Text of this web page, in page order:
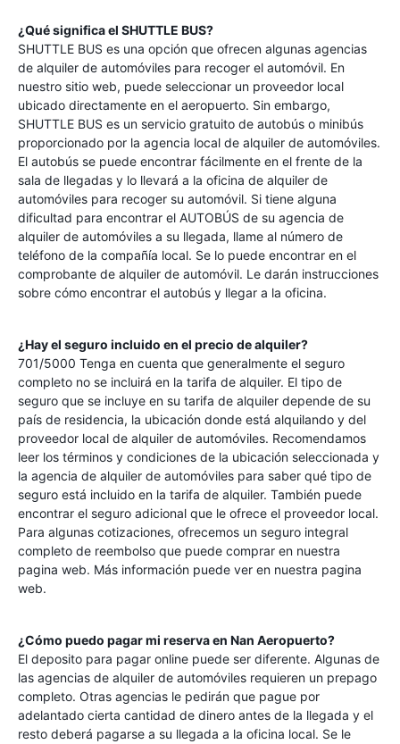
¿Qué significa el SHUTTLE BUS?
SHUTTLE BUS es una opción que ofrecen algunas agencias
de alquiler de automóviles para recoger el automóvil. En
nuestro sitio web, puede seleccionar un proveedor local
ubicado directamente en el aeropuerto. Sin embargo,
SHUTTLE BUS es un servicio gratuito de autobús o minibús
proporcionado por la agencia local de alquiler de automóviles.
El autobús se puede encontrar fácilmente en el frente de la
sala de llegadas y lo llevará a la oficina de alquiler de
automóviles para recoger su automóvil. Si tiene alguna
dificultad para encontrar el AUTOBÚS de su agencia de
alquiler de automóviles a su llegada, llame al número de
teléfono de la compañía local. Se lo puede encontrar en el
comprobante de alquiler de automóvil. Le darán instrucciones
sobre cómo encontrar el autobús y llegar a la oficina.
¿Hay el seguro incluido en el precio de alquiler?
701/5000 Tenga en cuenta que generalmente el seguro
completo no se incluirá en la tarifa de alquiler. El tipo de
seguro que se incluye en su tarifa de alquiler depende de su
país de residencia, la ubicación donde está alquilando y del
proveedor local de alquiler de automóviles. Recomendamos
leer los términos y condiciones de la ubicación seleccionada y
la agencia de alquiler de automóviles para saber qué tipo de
seguro está incluido en la tarifa de alquiler. También puede
encontrar el seguro adicional que le ofrece el proveedor local.
Para algunas cotizaciones, ofrecemos un seguro integral
completo de reembolso que puede comprar en nuestra
pagina web. Más información puede ver en nuestra pagina
web.
¿Cómo puedo pagar mi reserva en Nan Aeropuerto?
El deposito para pagar online puede ser diferente. Algunas de
las agencias de alquiler de automóviles requieren un prepago
completo. Otras agencias le pedirán que pague por
adelantado cierta cantidad de dinero antes de la llegada y el
resto deberá pagarse a su llegada a la oficina local. Se le